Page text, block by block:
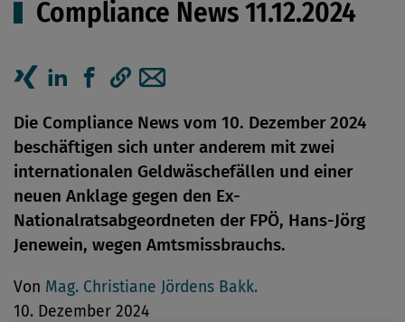
Compliance News 11.12.2024
Die Compliance News vom 10. Dezember 2024
beschäftigen sich unter anderem mit zwei
internationalen Geldwäschefällen und einer
neuen Anklage gegen den Ex-
Nationalratsabgeordneten der FPÖ, Hans-Jörg
Jenewein, wegen Amtsmissbrauchs.
Von Mag. Christiane Jördens Bakk.
10. Dezember 2024